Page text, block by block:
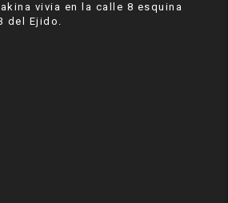
vivia en la calle 8 esquina
del Ejido.